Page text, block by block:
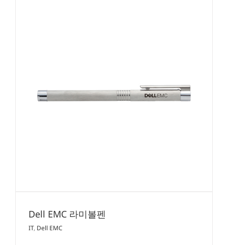
Dell EMC 라미볼펜
IT, Dell EMC